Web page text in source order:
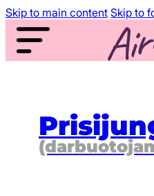
Skip to main content Skip to